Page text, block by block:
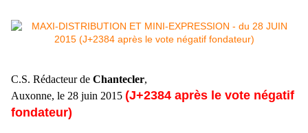
C.S. Rédacteur de Chantecler,
Auxonne, le 28 juin 2015 (J+2384 après le vote négatif
fondateur)